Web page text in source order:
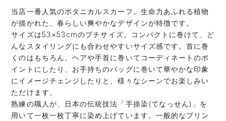
当店一番人気のボタニカルスカーフ。生命力あふれる植物
が描かれた、春らしい爽やかなデザインが特徴です。
サイズは53×53cmのプチサイズ。コンパクトに巻けて、ど
んなスタイリングにも合わせやすいサイズ感です。首に巻
くのはもちろん、ヘアや手首に巻いてコーディネートのポ
イントにしたり、お手持ちのバッグに巻いて華やかな印象
にイメージチェンジしたりと、様々なシーンでお楽しみい
ただけます。
熟練の職人が、日本の伝統技法「手捺染(てなっせん)」を
用いて一枚一枚丁寧に染め上げています。一般的なプリン